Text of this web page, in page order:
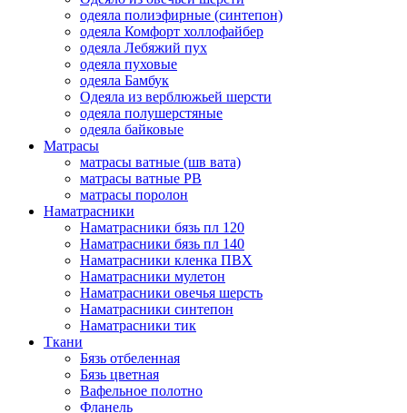
одеяла полиэфирные (синтепон)
одеяла Комфорт холлофайбер
одеяла Лебяжий пух
одеяла пуховые
одеяла Бамбук
Одеяла из верблюжьей шерсти
одеяла полушерстяные
одеяла байковые
Матрасы
матрасы ватные (шв вата)
матрасы ватные РВ
матрасы поролон
Наматрасники
Наматрасники бязь пл 120
Наматрасники бязь пл 140
Наматрасники кленка ПВХ
Наматрасники мулетон
Наматрасники овечья шерсть
Наматрасники синтепон
Наматрасники тик
Ткани
Бязь отбеленная
Бязь цветная
Вафельное полотно
Фланель